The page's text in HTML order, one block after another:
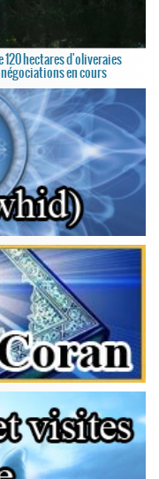
hectares d'oliveraies
en cours